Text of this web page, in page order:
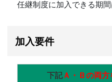
任継制度に加入できる期間
加入要件
下記Ａ・Ｂの両